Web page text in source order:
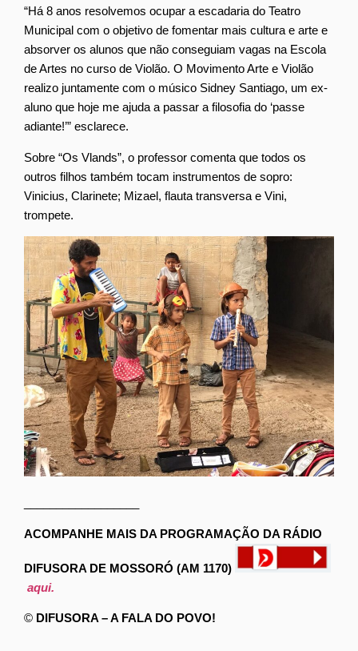
“Há 8 anos resolvemos ocupar a escadaria do Teatro
Municipal com o objetivo de fomentar mais cultura e arte e
absorver os alunos que não conseguiam vagas na Escola
de Artes no curso de Violão. O Movimento Arte e Violão
realizo juntamente com o músico Sidney Santiago, um ex-
aluno que hoje me ajuda a passar a filosofia do ‘passe
adiante!’” esclarece.
Sobre “Os Vlands”, o professor comenta que todos os
outros filhos também tocam instrumentos de sopro:
Vinicius, Clarinete; Mizael, flauta transversa e Vini,
trompete.
ACOMPANHE MAIS DA PROGRAMAÇÃO DA RÁDIO
DIFUSORA DE MOSSORÓ (AM 1170)
aqui.
© DIFUSORA – A FALA DO POVO!